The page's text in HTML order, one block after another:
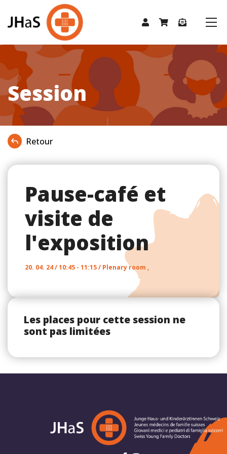
Session
Retour
Pause-café et
visite de
l'exposition
20. 04. 24 / 10:45 - 11:15 / Plenary room ,
Les places pour cette session ne
sont pas limitées